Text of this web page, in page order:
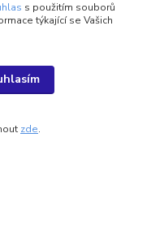
s použitím souborů
týkající se Vašich
zde.